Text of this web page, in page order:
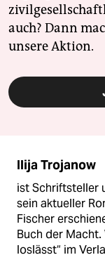
auch? Dann
unsere Aktion.
Ilija Trojanow
ist Schriftsteller
sein aktueller
Fischer
Buch der
loslässt“ im